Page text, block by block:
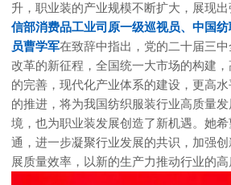
升，职业装的产业规模不断扩大，展现
信部消费品工业司原一级巡视员、中国
员曹学军在致辞中指出，党的二十届三
改革的新征程，全国统一大市场的构建
的完善，现代化产业体系的建设，更高
的推进，将为我国纺织服装行业高质量
境，也为职业装发展创造了新机遇。她
通，进一步凝聚行业发展的共识，加强
展质量效率，以新的生产力推动行业的高